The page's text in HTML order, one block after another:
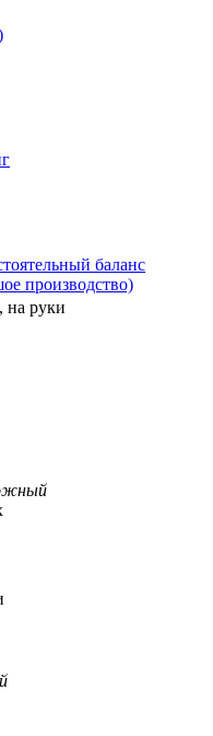
баланс
производство)
на руки